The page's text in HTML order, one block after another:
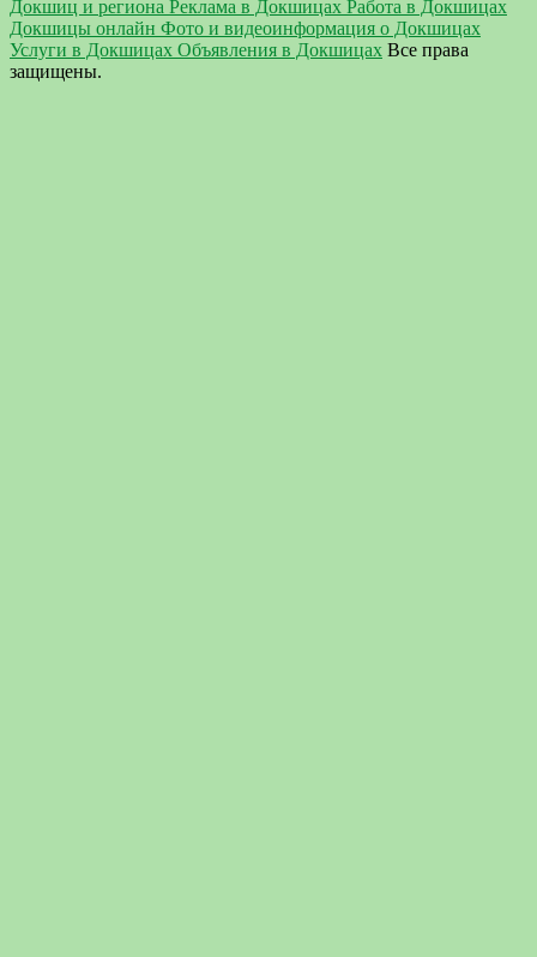
Докшиц и региона Реклама в Докшицах Работа в Докшицах
Докшицы онлайн Фото и видеоинформация о Докшицах
Услуги в Докшицах Объявления в Докшицах Все права
защищены.